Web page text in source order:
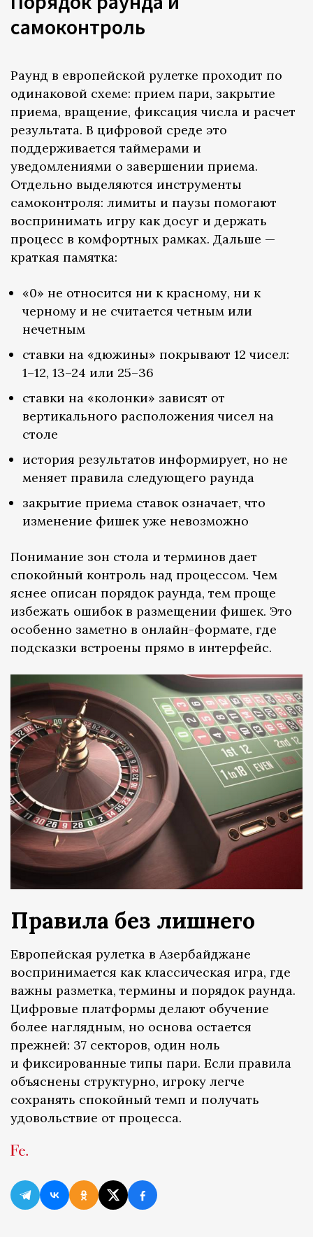
самоконтроль
Раунд в европейской рулетке проходит по
одинаковой схеме: прием пари, закрытие
приема, вращение, фиксация числа и расчет
результата. В цифровой среде это
поддерживается таймерами и
уведомлениями о завершении приема.
Отдельно выделяются инструменты
самоконтроля: лимиты и паузы помогают
воспринимать игру как досуг и держать
процесс в комфортных рамках. Дальше —
краткая памятка:
«0» не относится ни к красному, ни к
черному и не считается четным или
нечетным
ставки на «дюжины» покрывают 12 чисел:
1–12, 13–24 или 25–36
ставки на «колонки» зависят от
вертикального расположения чисел на
столе
история результатов информирует, но не
меняет правила следующего раунда
закрытие приема ставок означает, что
изменение фишек уже невозможно
Понимание зон стола и терминов дает
спокойный контроль над процессом. Чем
яснее описан порядок раунда, тем проще
избежать ошибок в размещении фишек. Это
особенно заметно в онлайн-формате, где
подсказки встроены прямо в интерфейс.
Правила без лишнего
Европейская рулетка в Азербайджане
воспринимается как классическая игра, где
важны разметка, термины и порядок раунда.
Цифровые платформы делают обучение
более наглядным, но основа остается
прежней: 37 секторов, один ноль
и фиксированные типы пари. Если правила
объяснены структурно, игроку легче
сохранять спокойный темп и получать
удовольствие от процесса.